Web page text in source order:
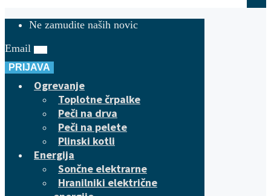
Ne zamudite naših novic
Email
PRIJAVA
Ogrevanje
Toplotne črpalke
Peči na drva
Peči na pelete
Plinski kotli
Energija
Sončne elektrarne
Hranilniki električne